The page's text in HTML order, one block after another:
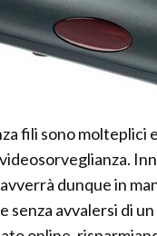
fili sono
dunque in
senza avvalersi di